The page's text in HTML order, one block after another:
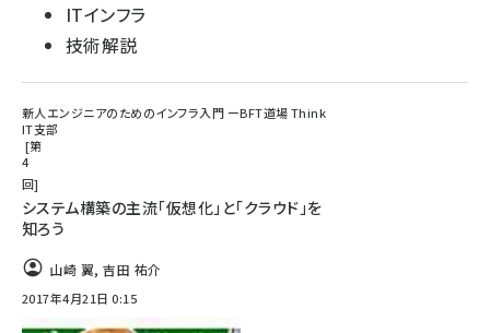
ITインフラ
技術解説
新人エンジニアのためのインフラ入門 ーBFT道場 Think
IT支部
第
4
回
システム構築の主流「仮想化」と「クラウド」を
知ろう
山崎 翼,吉田 祐介
2017年4月21日 0:15